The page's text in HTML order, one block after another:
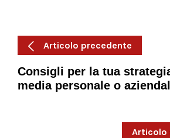
Articolo precedente
Consigli per la tua
media personale o
Articolo